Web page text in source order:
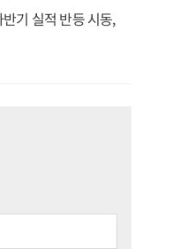
기 실적 반등 시동,